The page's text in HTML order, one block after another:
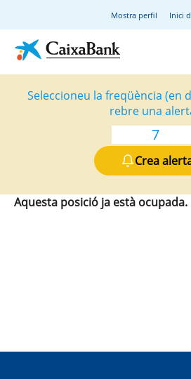
Mostra perfil Inici
Seleccioneu la freqüència (en
rebre una
Crea
Aquesta posició ja està ocupada.